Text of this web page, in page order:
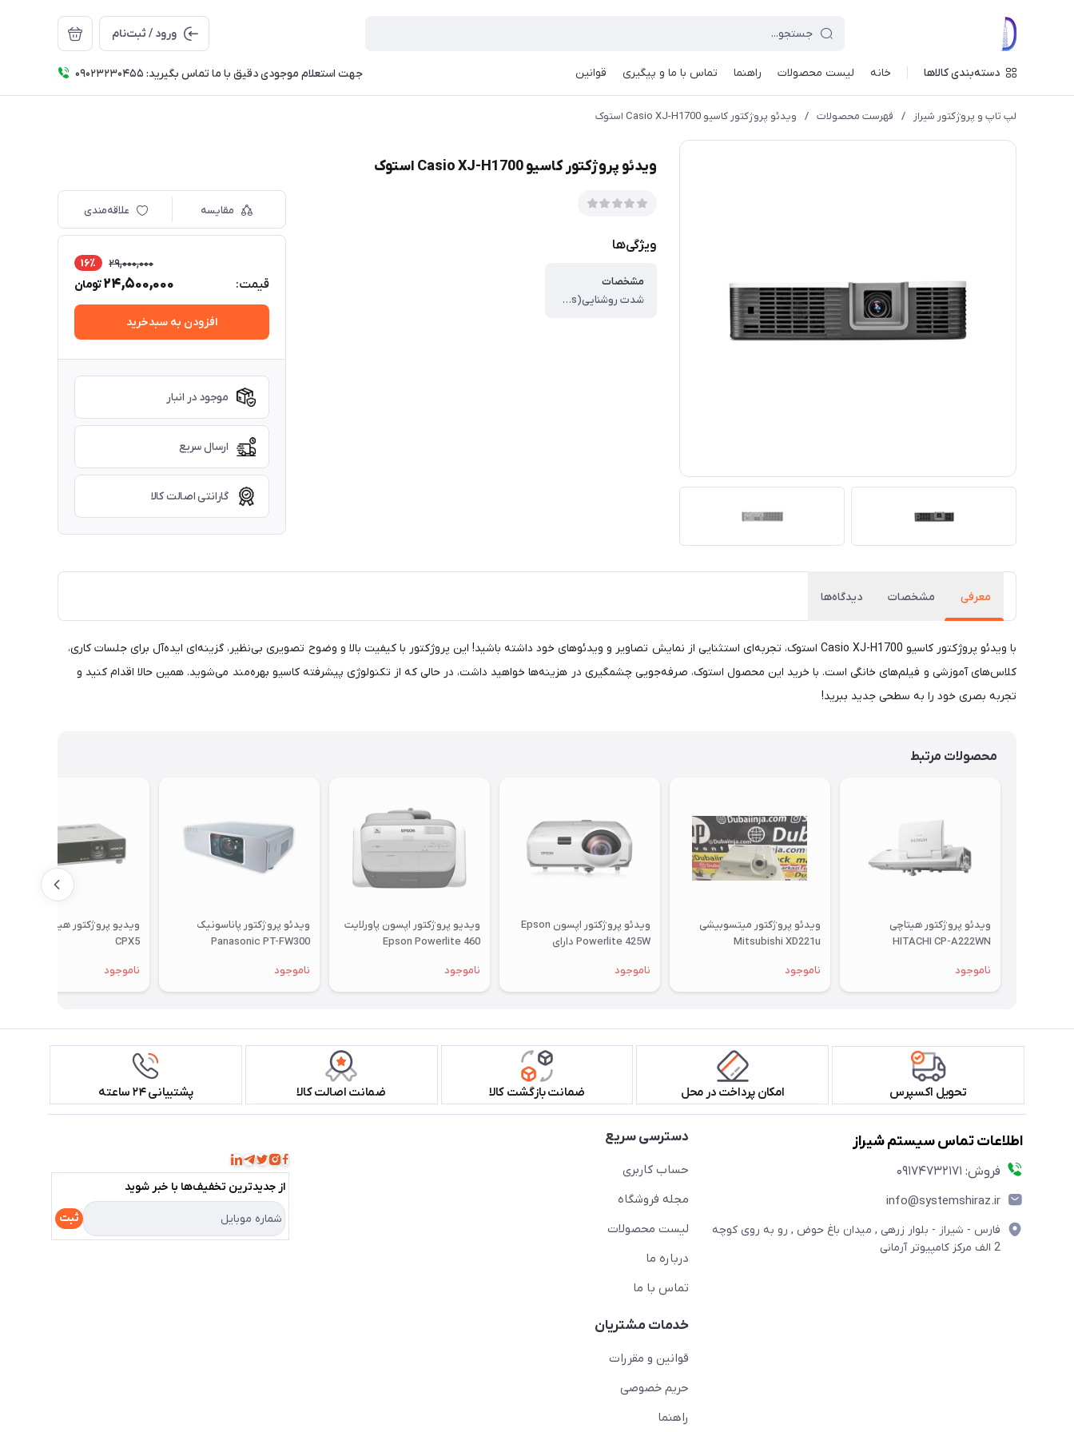
ورود / ثبت‌نام
دسته‌بندی کالاها خانه لیست محصولات راهنما تماس با ما و پیگیری قوانین جهت استعلام موجودی دقیق با ما تماس بگیرید: 09023230455
لپ تاپ و پروژکتور شیراز / فهرست محصولات / ویدئو پروژکتور کاسیو Casio XJ-H1700 استوک
ویدئو پروژکتور کاسیو Casio XJ-H1700 استوک
ویژگی‌ها
مشخصات
شدت روشنایی(ANSI lumens) ، 4000 لومن ، کنتراست ، 1:1400 ، طول عمر لامپ (اکو) ، 20000 ساعت ، سال معرفی ، دسامبر 2011 ، کامپوزیت ، دارد ، مصرف برق ، 430 وات ، سایر مشخصات ، پورت سریال ، پورت شبکه ، دارد ، خروجی صدا ، 1 عدد ، ورودی صدا ، 2 عدد 3.5 میلیمتری – 1 جفت RCA ، خروجی VGA (مانیتور) ، 1 عدد ، پورت VGA (ورودی کامپیوتر) ، 2 عدد ، پورت MHL ، ندارد ، ورودی میکروفن ، ندارد ، پورت HDMI ، 1 عدد ، USB ، USB:type A – USB:type B ، Wifi ، ندارد ، بلندگو ، دارد ، مشخصات بندگو ، 10 وات ، قابلیت سه بعدی تصاویر ، دارد ، منبع تغذیه ، 100V – 240V ، کامپوننت ، ندارد ، طول عمر لامپ (نرمال) ، 20000 ساعت ، وضوح تصویر ، XGA – 1024 x 768 ، زوم ، 1.20:1 – دستی ، سایز نمایشگر ، 79-739 سانتی متر ، فاصله تا پرده نمایش ، 9.4 – 1.2 متر ، ابعاد ، 11 * 40 * 32 سانتی متر ، وزن ، 7.1 کیلوگرم ، رنگ ، سفید ، نوع لنز ، DLP ، نوع لامپ ، Laser – LED Hybrid ، ورودی s-video ، دارد ، محل نصب ، سقفی – رومیزی – دیواری ، بیشترین حد کیفیت نمایشگر ، 1200 * 1600 ، نسبت تصویر (Aspect Ratio) ، 4:3 ، نسبت کانونی ، 1.60:1 – 1.91:1
مقایسه علاقه‌مندی
قیمت:
29,000,000 16٪
24,500,000تومان
افزودن به سبدخرید
موجود در انبار
ارسال سریع
گارانتی اصالت کالا
معرفی مشخصات دیدگاه‌ها
با ویدئو پروژکتور کاسیو Casio XJ-H1700 استوک، تجربه‌ای استثنایی از نمایش تصاویر و ویدئوهای خود داشته باشید! این پروژکتور با کیفیت بالا و وضوح تصویری بی‌نظیر، گزینه‌ای ایده‌آل برای جلسات کاری،
کلاس‌های آموزشی و فیلم‌های خانگی است. با خرید این محصول استوک، صرفه‌جویی چشمگیری در هزینه‌ها خواهید داشت، در حالی که از تکنولوژی پیشرفته کاسیو بهره‌مند می‌شوید. همین حالا اقدام کنید و
تجربه بصری خود را به سطحی جدید ببرید!
محصولات مرتبط
ویدئو پروژکتور هیتاچی
HITACHI CP-A222WN
ناموجود
ویدئو پروژکتور میتسوبیشی
Mitsubishi XD221u
ناموجود
ویدئو پروژکتور اپسون Epson
Powerlite 425W دارای
ناموجود
ویدیو پروژکتور اپسون پاورلایت
460 Epson Powerlite
ناموجود
ویدئو پروژکتور پاناسونیک
Panasonic PT-FW300
ناموجود
CPX5
ناموجود
تحویل اکسپرس امکان پرداخت در محل ضمانت بازگشت کالا ضمانت اصالت کالا پشتیبانی ۲۴ ساعته
اطلاعات تماس سیستم شیراز
فروش: 09174732171
info@systemshiraz.ir
فارس - شیراز - بلوار زرهی , میدان باغ حوض , رو به روی کوچه
2 الف مرکز کامپیوتر آرمانی
دسترسی سریع
حساب کاربری
مجله فروشگاه
لیست محصولات
درباره ما
تماس با ما
خدمات مشتریان
قوانین و مقررات
حریم خصوصی
راهنما
از جدید‌ترین تخفیف‌ها با‌ خبر شوید
ثبت